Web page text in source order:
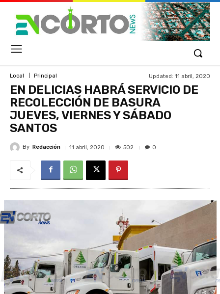
Local Principal Updated: 11 abril, 2020
EN DELICIAS HABRÁ SERVICIO DE
RECOLECCIÓN DE BASURA
JUEVES, VIERNES Y SÁBADO
SANTOS
By Redacción 11 abril, 2020 502 0